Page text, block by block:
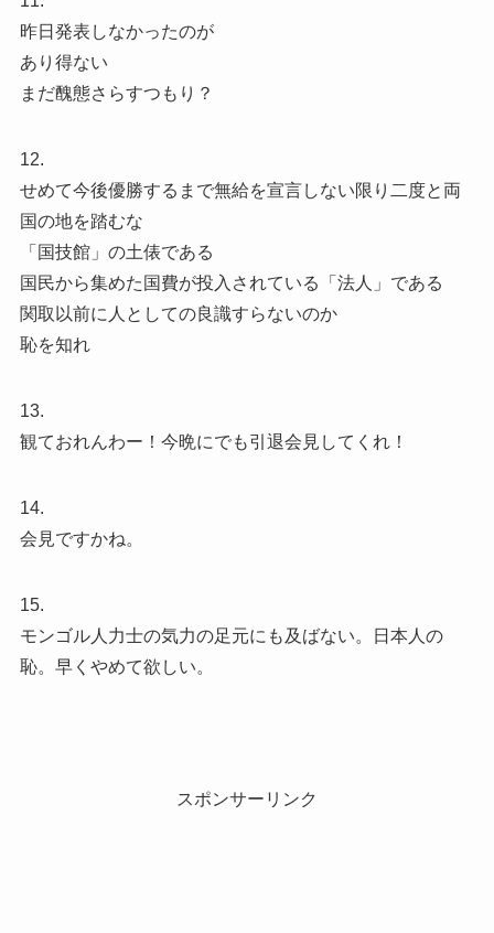
昨日発表しなかったのが
あり得ない
まだ醜態さらすつもり？
12.
せめて今後優勝するまで無給を宣言しない限り二度と両
国の地を踏むな
「国技館」の土俵である
国民から集めた国費が投入されている「法人」である
関取以前に人としての良識すらないのか
恥を知れ
13.
観ておれんわー！今晩にでも引退会見してくれ！
14.
会見ですかね。
15.
モンゴル人力士の気力の足元にも及ばない。日本人の
恥。早くやめて欲しい。
スポンサーリンク